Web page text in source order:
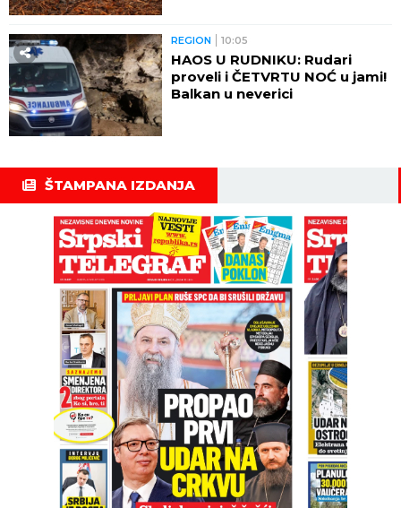
REGION 10:05
HAOS U RUDNIKU: Rudari
proveli i ČETVRTU NOĆ u jami!
Balkan u neverici
ŠTAMPANA IZDANJA